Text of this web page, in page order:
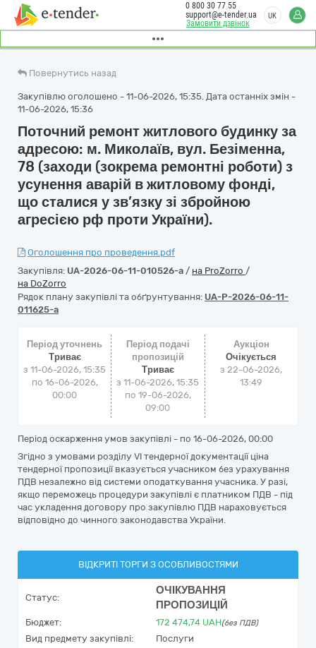
Замовити дзвінок
0 800 30 77 55
support@e-tender.ua
UK
Повернутись назад
Закупівлю оголошено - 11-06-2026, 15:35. Дата останніх змін -
11-06-2026, 15:36
Поточний ремонт житлового будинку за
адресою: м. Миколаїв, вул. Безіменна,
78 (заходи (зокрема ремонтні роботи) з
усунення аварій в житловому фонді,
що сталися у зв’язку зі збройною
агресією рф проти України).
Оголошення про проведення.pdf
Закупівля: UA-2026-06-11-010526-a / на ProZorro /
на DoZorro
Рядок плану закупівлі та обґрунтування: UA-P-2026-06-11-
011625-a
Період уточнень
Триває
з 11-06-2026, 15:35
по 16-06-2026,
00:00
Період подачі
пропозицій
Триває
з 11-06-2026, 15:35
по 19-06-2026,
09:00
Аукціон
Очікується
з22-06-2026,
13:49
Період оскарження умов закупівлі - по 16-06-2026, 00:00
Згідно з умовами розділу VI тендерної документації ціна
тендерної пропозиції вказується учасником без урахування
ПДВ незалежно від системи оподаткування учасника. У разі,
якщо переможець процедури закупівлі є платником ПДВ - під
час укладення договору про закупівлю ПДВ нараховується
відповідно до чинного законодавства України.
ВІДКРИТІ ТОРГИ З ОСОБЛИВОСТЯМИ
Статус:
ОЧІКУВАННЯ
ПРОПОЗИЦІЙ
Бюджет: 172 474,74 UAH(без ПДВ)
Вид предмету закупівлі:
Послуги